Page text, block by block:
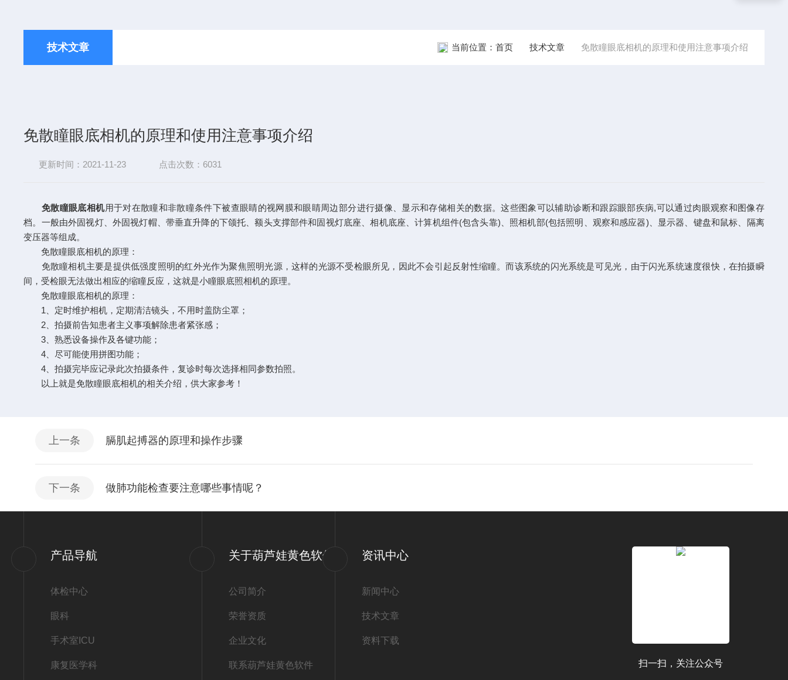
技术文章 当前位置： 首页 技术文章 免散瞳眼底相机的原理和使用注意事项介绍
免散瞳眼底相机的原理和使用注意事项介绍
更新时间：2021-11-23 点击次数：6031
免散瞳眼底相机用于对在散瞳和非散瞳条件下被查眼睛的视网膜和眼睛周边部分进行摄像、显示和存储相关的数据。这些图象可以辅助诊断和跟踪眼部疾病,可以通过肉眼观察和图像存
档。一般由外固视灯、外固视灯帽、带垂直升降的下颌托、额头支撑部件和固视灯底座、相机底座、计算机组件(包含头靠)、照相机部(包括照明、观察和感应器)、显示器、键盘和鼠标、隔离
变压器等组成。
免散瞳眼底相机的原理：
免散瞳相机主要是提供低强度照明的红外光作为聚焦照明光源，这样的光源不受检眼所见，因此不会引起反射性缩瞳。而该系统的闪光系统是可见光，由于闪光系统速度很快，在拍摄瞬
间，受检眼无法做出相应的缩瞳反应，这就是小瞳眼底照相机的原理。
免散瞳眼底相机的原理：
1、定时维护相机，定期清洁镜头，不用时盖防尘罩；
2、拍摄前告知患者主义事项解除患者紧张感；
3、熟悉设备操作及各键功能；
4、尽可能使用拼图功能；
4、拍摄完毕应记录此次拍摄条件，复诊时每次选择相同参数拍照。
以上就是免散瞳眼底相机的相关介绍，供大家参考！
上一条 膈肌起搏器的原理和操作步骤
下一条 做肺功能检查要注意哪些事情呢？
产品导航
体检中心
眼科
手术室ICU
康复医学科
关于葫芦娃黄色软件
公司简介
荣誉资质
企业文化
联系葫芦娃黄色软件
资讯中心
新闻中心
技术文章
资料下载
扫一扫，关注公众号